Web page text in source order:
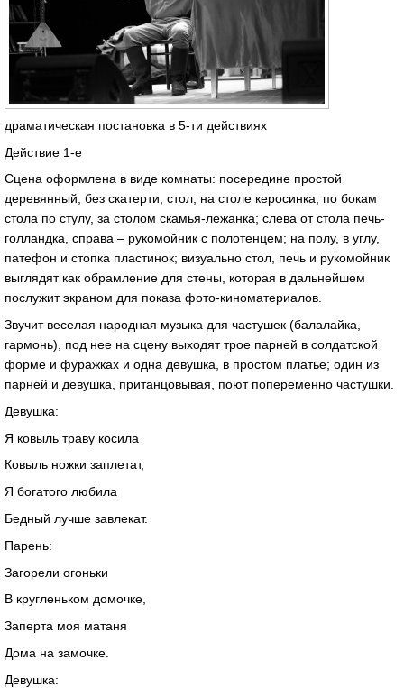
драматическая постановка в 5-ти действиях
Действие 1-е
Сцена оформлена в виде комнаты: посередине простой
деревянный, без скатерти, стол, на столе керосинка; по бокам
стола по стулу, за столом скамья-лежанка; слева от стола печь-
голландка, справа – рукомойник с полотенцем; на полу, в углу,
патефон и стопка пластинок; визуально стол, печь и рукомойник
выглядят как обрамление для стены, которая в дальнейшем
послужит экраном для показа фото-киноматериалов.
Звучит веселая народная музыка для частушек (балалайка,
гармонь), под нее на сцену выходят трое парней в солдатской
форме и фуражках и одна девушка, в простом платье; один из
парней и девушка, пританцовывая, поют попеременно частушки.
Девушка:
Я ковыль траву косила
Ковыль ножки заплетат,
Я богатого любила
Бедный лучше завлекат.
Парень:
Загорели огоньки
В кругленьком домочке,
Заперта моя матаня
Дома на замочке.
Девушка: